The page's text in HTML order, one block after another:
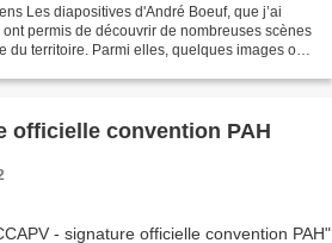
Les diapositives d'André Boeuf, que j’ai
permis de découvrir de nombreuses scènes
du territoire. Parmi elles, quelques images ont
officielle convention PAH